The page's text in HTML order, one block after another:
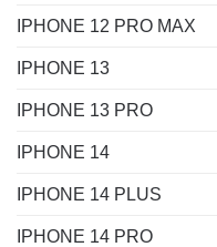
IPHONE 12 PRO MAX
IPHONE 13
IPHONE 13 PRO
IPHONE 14
IPHONE 14 PLUS
IPHONE 14 PRO